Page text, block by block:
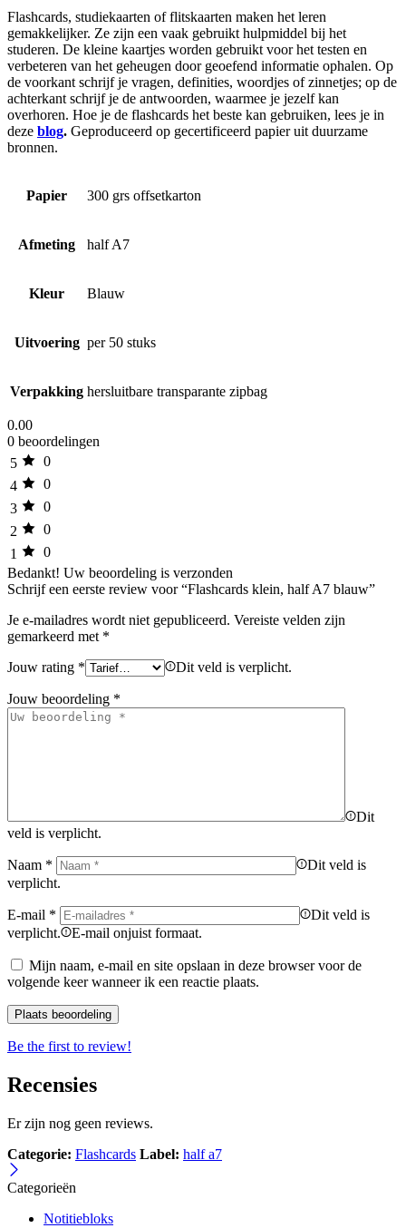
Flashcards, studiekaarten of flitskaarten maken het leren
gemakkelijker. Ze zijn een vaak gebruikt hulpmiddel bij het
studeren. De kleine kaartjes worden gebruikt voor het testen en
verbeteren van het geheugen door geoefend informatie ophalen. Op
de voorkant schrijf je vragen, definities, woordjes of zinnetjes; op de
achterkant schrijf je de antwoorden, waarmee je jezelf kan
overhoren. Hoe je de flashcards het beste kan gebruiken, lees je in
deze blog. Geproduceerd op gecertificeerd papier uit duurzame
bronnen.
Papier 300 grs offsetkarton
Afmeting half A7
Kleur Blauw
Uitvoering per 50 stuks
Verpakking hersluitbare transparante zipbag
0.00
0 beoordelingen
5
0
4
0
3
0
2
0
1
0
Bedankt! Uw beoordeling is verzonden
Schrijf een eerste review voor “Flashcards klein, half A7 blauw”
Je e-mailadres wordt niet gepubliceerd. Vereiste velden zijn
gemarkeerd met *
Jouw rating * Dit veld is verplicht.
Jouw beoordeling *
Dit
veld is verplicht.
Naam *
Dit veld is
verplicht.
E-mail *
Dit veld is
verplicht.
E-mail onjuist formaat.
Mijn naam, e-mail en site opslaan in deze browser voor de
volgende keer wanneer ik een reactie plaats.
Be the first to review!
Recensies
Er zijn nog geen reviews.
Categorie: Flashcards Label: half a7
Categorieën
Notitiebloks